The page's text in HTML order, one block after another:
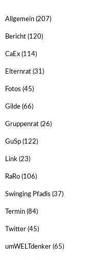
Allgemein (207)
Bericht (120)
CaEx (114)
Elternrat (31)
Fotos (45)
Gilde (66)
Gruppenrat (26)
GuSp (122)
Link (23)
RaRo (106)
Swinging Pfadis (37)
Termin (84)
Twitter (45)
umWELTdenker (65)